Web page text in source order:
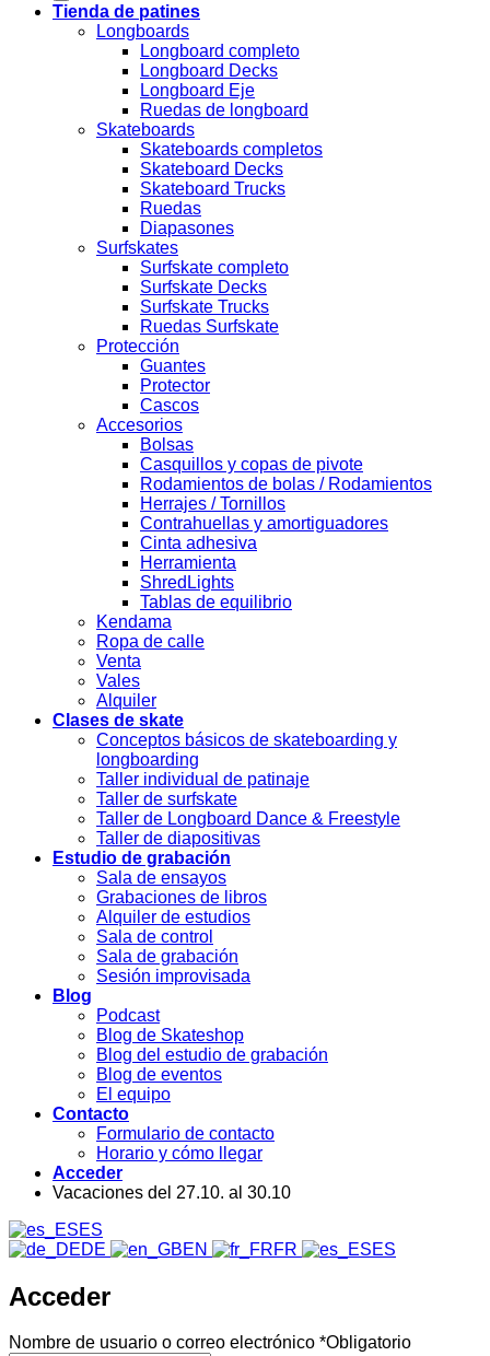
Tienda de patines
Longboards
Longboard completo
Longboard Decks
Longboard Eje
Ruedas de longboard
Skateboards
Skateboards completos
Skateboard Decks
Skateboard Trucks
Ruedas
Diapasones
Surfskates
Surfskate completo
Surfskate Decks
Surfskate Trucks
Ruedas Surfskate
Protección
Guantes
Protector
Cascos
Accesorios
Bolsas
Casquillos y copas de pivote
Rodamientos de bolas / Rodamientos
Herrajes / Tornillos
Contrahuellas y amortiguadores
Cinta adhesiva
Herramienta
ShredLights
Tablas de equilibrio
Kendama
Ropa de calle
Venta
Vales
Alquiler
Clases de skate
Conceptos básicos de skateboarding y
longboarding
Taller individual de patinaje
Taller de surfskate
Taller de Longboard Dance & Freestyle
Taller de diapositivas
Estudio de grabación
Sala de ensayos
Grabaciones de libros
Alquiler de estudios
Sala de control
Sala de grabación
Sesión improvisada
Blog
Podcast
Blog de Skateshop
Blog del estudio de grabación
Blog de eventos
El equipo
Contacto
Formulario de contacto
Horario y cómo llegar
Acceder
Vacaciones del 27.10. al 30.10
ES
DE
EN FR ES
Acceder
Nombre de usuario o correo electrónico *Obligatorio